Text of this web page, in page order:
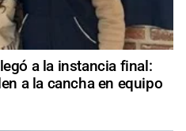
a la instancia final:
a la cancha en equipo